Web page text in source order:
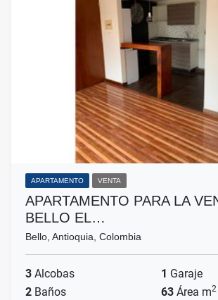
APARTAMENTO VENTA
APARTAMENTO PARA LA
BELLO EL…
Bello, Antioquia, Colombia
3 Alcobas 1 Garaje
2 Baños 63 Área m2